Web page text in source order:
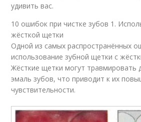
удивить вас.
10 ошибок при чистке зубов 1.
жёсткой щетки
Одной из самых распространённых
использование зубной щетки с
Жёсткие щетки могут травмировать
эмаль зубов, что приводит к их
чувствительности.